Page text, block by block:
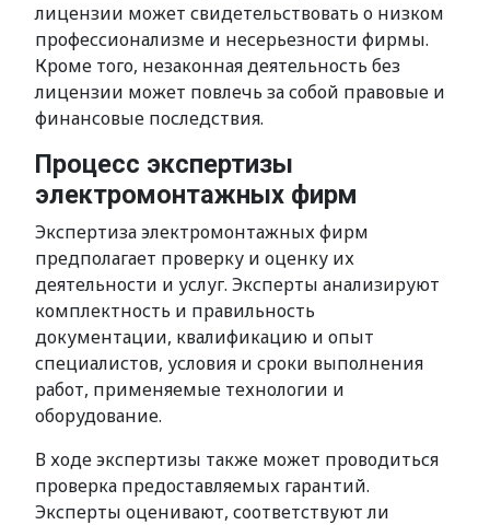
лицензии может свидетельствовать о низком
профессионализме и несерьезности фирмы.
Кроме того, незаконная деятельность без
лицензии может повлечь за собой правовые и
финансовые последствия.
Процесс экспертизы
электромонтажных фирм
Экспертиза электромонтажных фирм
предполагает проверку и оценку их
деятельности и услуг. Эксперты анализируют
комплектность и правильность
документации, квалификацию и опыт
специалистов, условия и сроки выполнения
работ, применяемые технологии и
оборудование.
В ходе экспертизы также может проводиться
проверка предоставляемых гарантий.
Эксперты оценивают, соответствуют ли